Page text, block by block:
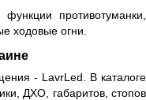
противотуманки,
ходовые огни.
- LavrLed. В каталоге
ДХО, габаритов, стопов